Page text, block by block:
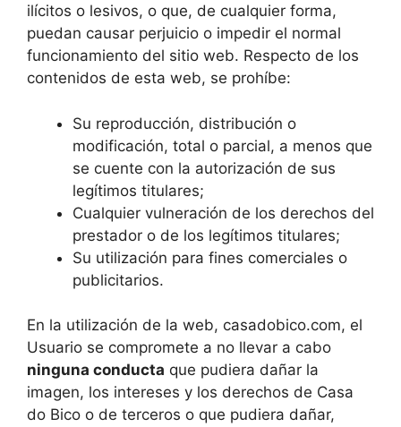
ilícitos o lesivos, o que, de cualquier forma,
puedan causar perjuicio o impedir el normal
funcionamiento del sitio web. Respecto de los
contenidos de esta web, se prohíbe:
Su reproducción, distribución o
modificación, total o parcial, a menos que
se cuente con la autorización de sus
legítimos titulares;
Cualquier vulneración de los derechos del
prestador o de los legítimos titulares;
Su utilización para fines comerciales o
publicitarios.
En la utilización de la web, casadobico.com, el
Usuario se compromete a no llevar a cabo
ninguna conducta que pudiera dañar la
imagen, los intereses y los derechos de Casa
do Bico o de terceros o que pudiera dañar,